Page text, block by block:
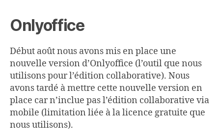
Onlyoffice
Début août nous avons mis en place une
nouvelle version d’Onlyoffice (l’outil que nous
utilisons pour l’édition collaborative). Nous
avons tardé à mettre cette nouvelle version en
place car n’inclue pas l’édition collaborative via
mobile (limitation liée à la licence gratuite que
nous utilisons).